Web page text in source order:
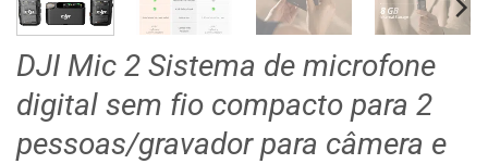
DJI Mic 2 Sistema de microfone
digital sem fio compacto para 2
pessoas/gravador para câmera e